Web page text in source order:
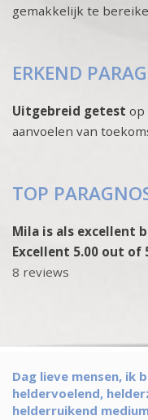
gemakkelijk te
ERKEND
Uitgebreid getest op
aanvoelen van
TOP
Mila is als excellent
Excellent 5.00 out of
8 reviews
Dag lieve mensen, ik
heldervoelend,
helderruikend